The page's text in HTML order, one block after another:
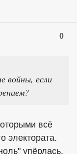
0
войны, если
всё
электората.
упёрлась.